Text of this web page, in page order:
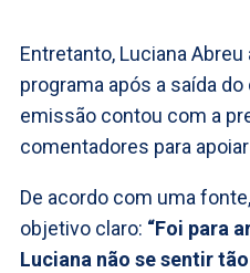
Entretanto, Luciana
programa após a saída
emissão contou com a
comentadores para
De acordo com uma
objetivo claro: “Foi para
Luciana não se sentir